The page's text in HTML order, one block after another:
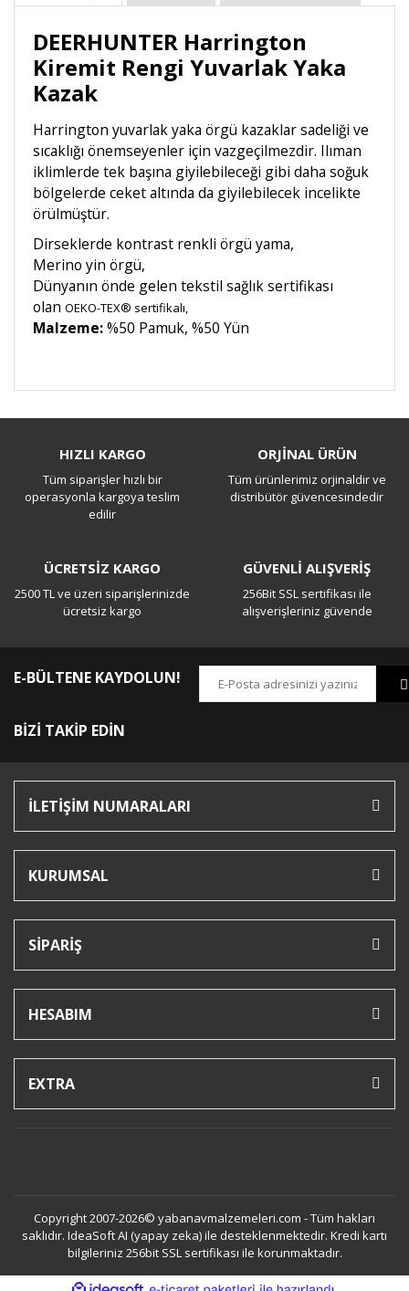
DEERHUNTER Harrington
Kiremit Rengi Yuvarlak Yaka
Kazak
Harrington yuvarlak yaka örgü kazaklar sadeliği ve
sıcaklığı önemseyenler için vazgeçilmezdir. Ilıman
iklimlerde tek başına giyilebileceği gibi daha soğuk
bölgelerde ceket altında da giyilebilecek incelikte
örülmüştür.
Dirseklerde kontrast renkli örgü yama,
Merino yin örgü,
Dünyanın önde gelen tekstil sağlık sertifikası
olan OEKO-TEX® sertifikalı,
Malzeme:%50 Pamuk, %50 Yün
Yorum Yaz
HIZLI KARGO
Tüm siparişler hızlı bir
operasyonla kargoya teslim
edilir
ORJİNAL ÜRÜN
Tüm ürünlerimiz orjinaldir ve
distribütör güvencesindedir
ÜCRETSİZ KARGO
2500 TL ve üzeri siparişlerinizde
ücretsiz kargo
GÜVENLİ ALIŞVERİŞ
256Bit SSL sertifikası ile
alışverişleriniz güvende
E-BÜLTENE KAYDOLUN!
BİZİ TAKİP EDİN
İLETİŞİM NUMARALARI
KURUMSAL
SİPARİŞ
HESABIM
EXTRA
Copyright 2007-2026© yabanavmalzemeleri.com - Tüm hakları
saklıdır. IdeaSoft AI (yapay zeka) ile desteklenmektedir. Kredi kartı
bilgileriniz 256bit SSL sertifikası ile korunmaktadır.